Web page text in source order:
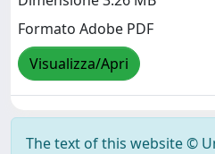
Formato Adobe PDF
Visualizza/Apri
The text of this website ©